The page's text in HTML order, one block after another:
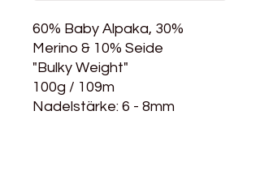
60% Baby Alpaka, 30%
Merino & 10% Seide
"Bulky Weight"
100g / 109m
Nadelstärke: 6 - 8mm